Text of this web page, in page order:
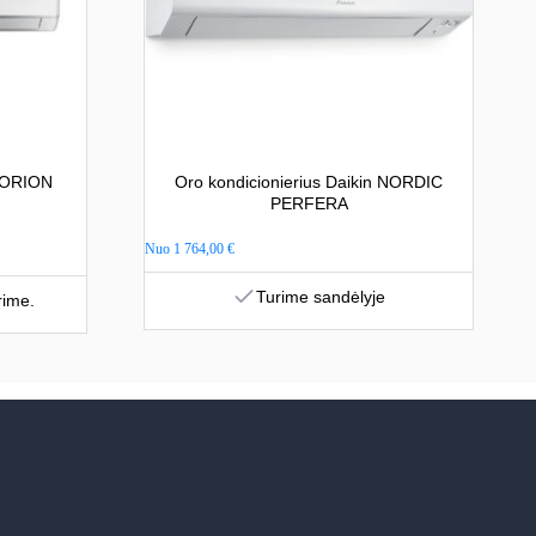
Oro kondicionierius Daikin NORDIC
PERFERA
Nuo 1 764,00€
Turime sandėlyje